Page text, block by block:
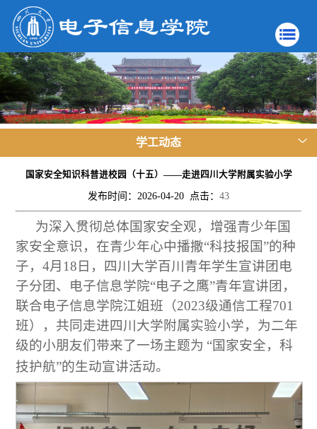
学工动态
国家安全知识科普进校园（十五）——走进四川大学附属实验小学
发布时间：2026-04-20 点击： 43
为深入贯彻总体国家安全观，增强青少年国
家安全意识，在青少年心中播撒“科技报国”的种
子，4月18日，四川大学百川青年学生宣讲团电
子分团、电子信息学院“电子之鹰”青年宣讲团，
联合电子信息学院江姐班（2023级通信工程701
班），共同走进四川大学附属实验小学，为二年
级的小朋友们带来了一场主题为 “国家安全，科
技护航”的生动宣讲活动。